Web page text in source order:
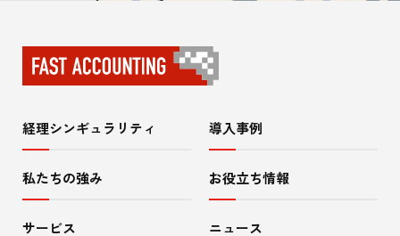
サ
イ
経理シンギュラリティ
私たちの強み
サービス
導入事例
お役立ち情報
ニュース